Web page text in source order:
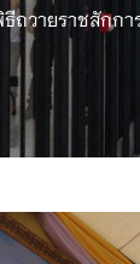
ถวายราชสักก